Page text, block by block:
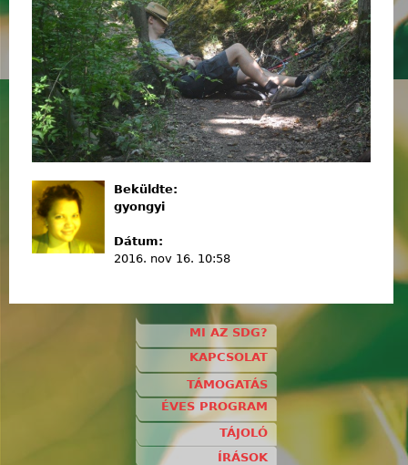
Beküldte:
gyongyi
Dátum:
2016. nov 16. 10:58
MI AZ SDG?
KAPCSOLAT
TÁMOGATÁS
ÉVES PROGRAM
TÁJOLÓ
ÍRÁSOK